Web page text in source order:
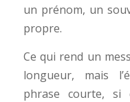
un prénom, un
propre.
Ce qui rend un
longueur, mais
phrase courte, si